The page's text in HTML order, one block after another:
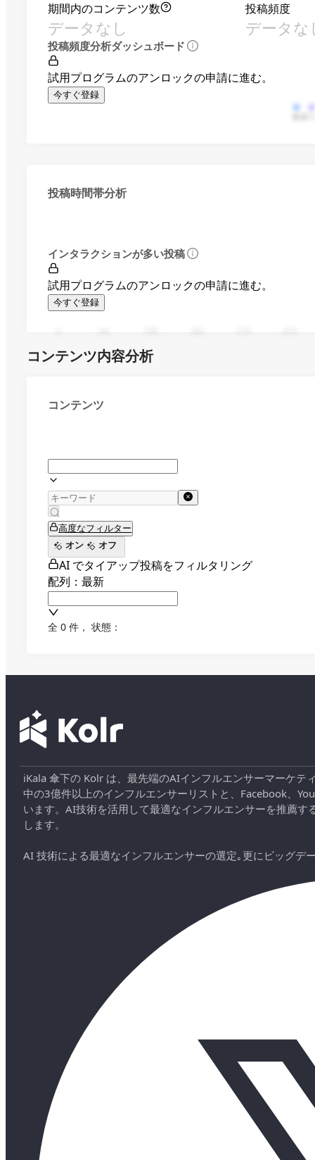
期間内のコンテンツ数
データなし
投稿頻度
データな
投稿頻度分析ダッシュボード
試用プログラムのアンロックの申請に進む。
今すぐ登録
投稿時間帯分析
インタラクションが多い投稿
試用プログラムのアンロックの申請に進む。
今すぐ登録
コンテンツ内容分析
コンテンツ
高度なフィルター
オン
オフ
AI でタイアップ投稿をフィルタリング
配列：最新
全 0 件 ， 状態：
iKala 傘下の Kolr は、最先端のAIインフルエンサーマーケ
中の3億件以上のインフルエンサーリストと、Facebook、
います。AI技術を活用して最適なインフルエンサーを推薦
します。
AI 技術による最適なインフルエンサーの選定｡更にビッグデ